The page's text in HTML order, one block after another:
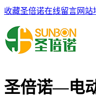
收藏圣倍诺在线留言网站
圣倍诺—电